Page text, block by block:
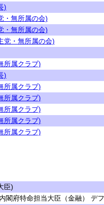
)
・無所属の会)
・無所属の会)
党・無所属の会)
所属クラブ)
)
所属クラブ)
所属クラブ)
所属クラブ)
所属クラブ)
所属クラブ)
臣)
閣府特命担当大臣（金融） デ